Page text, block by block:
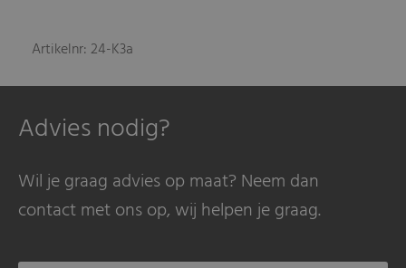
Artikelnr: 24-K3a
Advies nodig?
Wil je graag advies op maat? Neem dan
contact met ons op, wij helpen je graag.